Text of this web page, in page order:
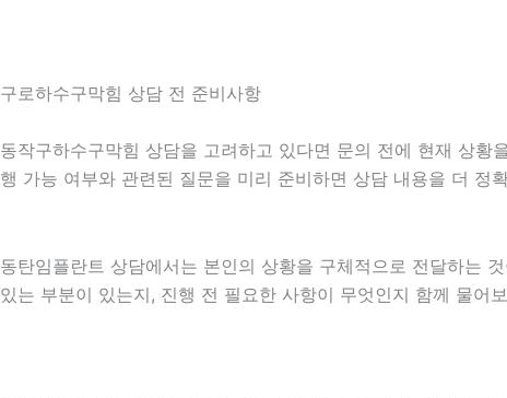
구로하수구막힘 상담 전 준비사항
동작구하수구막힘 상담을 고려하고 있다면 문의 전에 현재 상
행 가능 여부와 관련된 질문을 미리 준비하면 상담 내용을 더 정
동탄임플란트 상담에서는 본인의 상황을 구체적으로 전달하는
있는 부분이 있는지, 진행 전 필요한 사항이 무엇인지 함께 물어